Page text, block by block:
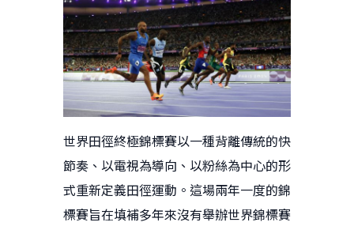
世界田徑終極錦標賽以一種背離傳統的快
節奏、以電視為導向、以粉絲為中心的形
式重新定義田徑運動。這場兩年一度的錦
標賽旨在填補多年來沒有舉辦世界錦標賽